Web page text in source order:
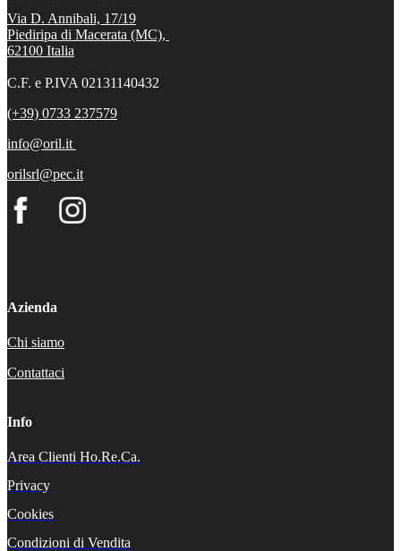
Via D. Annibali, 17/19
Piediripa di Macerata (MC),
62100 Italia
C.F. e P.IVA 02131140432
(+39) 0733 237579
info@oril.it
orilsrl@pec.it
Azienda
Chi siamo
Contattaci
Info
Area Clienti Ho.Re.Ca.
Privacy
Cookies
Condizioni di Vendita